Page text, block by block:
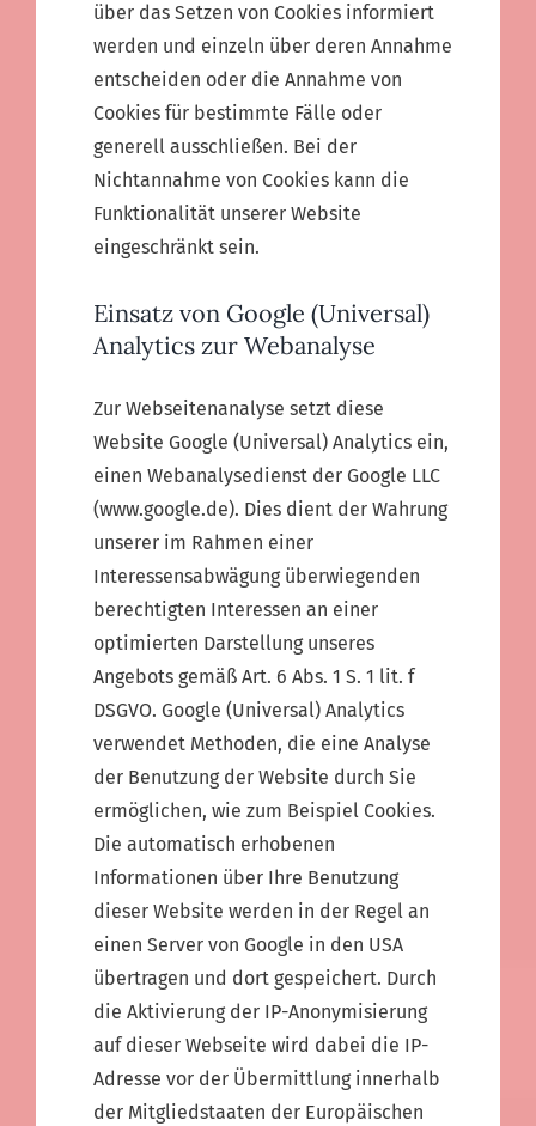
über das Setzen von Cookies informiert
werden und einzeln über deren Annahme
entscheiden oder die Annahme von
Cookies für bestimmte Fälle oder
generell ausschließen. Bei der
Nichtannahme von Cookies kann die
Funktionalität unserer Website
eingeschränkt sein.
Einsatz von Google (Universal)
Analytics zur Webanalyse
Zur Webseitenanalyse setzt diese
Website Google (Universal) Analytics ein,
einen Webanalysedienst der Google LLC
(www.google.de). Dies dient der Wahrung
unserer im Rahmen einer
Interessensabwägung überwiegenden
berechtigten Interessen an einer
optimierten Darstellung unseres
Angebots gemäß Art. 6 Abs. 1 S. 1 lit. f
DSGVO. Google (Universal) Analytics
verwendet Methoden, die eine Analyse
der Benutzung der Website durch Sie
ermöglichen, wie zum Beispiel Cookies.
Die automatisch erhobenen
Informationen über Ihre Benutzung
dieser Website werden in der Regel an
einen Server von Google in den USA
übertragen und dort gespeichert. Durch
die Aktivierung der IP-Anonymisierung
auf dieser Webseite wird dabei die IP-
Adresse vor der Übermittlung innerhalb
der Mitgliedstaaten der Europäischen